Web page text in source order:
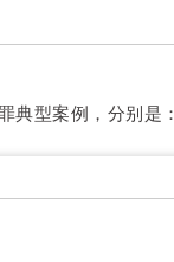
典型案例，分别是：